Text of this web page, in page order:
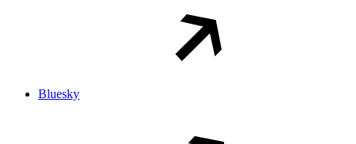
Bluesky